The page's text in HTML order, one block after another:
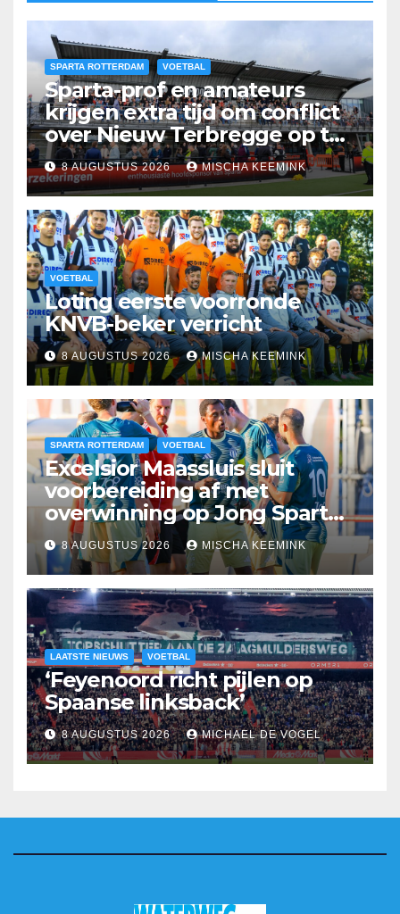
SPARTA ROTTERDAM VOETBAL
Sparta-prof en amateurs
krijgen extra tijd om conflict
over Nieuw Terbregge op te
lossen
8 AUGUSTUS 2026 MISCHA KEEMINK
VOETBAL
Loting eerste voorronde
KNVB-beker verricht
8 AUGUSTUS 2026 MISCHA KEEMINK
SPARTA ROTTERDAM VOETBAL
Excelsior Maassluis sluit
voorbereiding af met
overwinning op Jong Sparta
Rotterdam
8 AUGUSTUS 2026 MISCHA KEEMINK
LAATSTE NIEUWS VOETBAL
‘Feyenoord richt pijlen op
Spaanse linksback’
8 AUGUSTUS 2026 MICHAEL DE VOGEL